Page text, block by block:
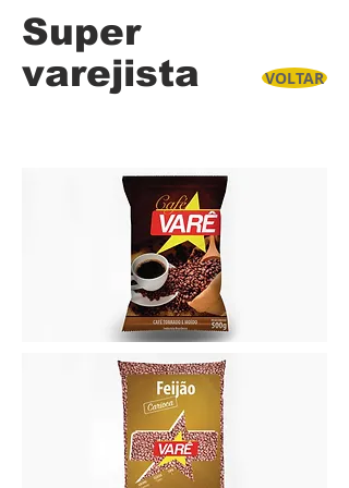
Super
varejista
VOLTAR